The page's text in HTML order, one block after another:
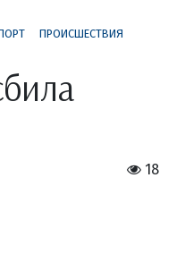
ПРОИСШЕСТВИЯ
18